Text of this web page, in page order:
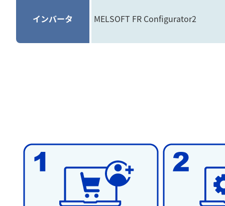
インバータ MELSOFT FR Configurator2